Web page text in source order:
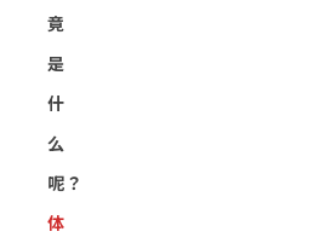
竟
是
什
么
呢？
体